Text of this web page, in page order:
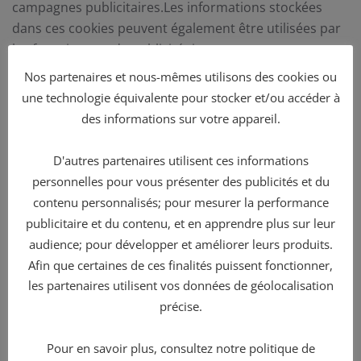
campagnes publicitaires.Les informations stockées
dans ces cookies peuvent également être utilisées par
les fournisseurs de publicité tiers pour vous montrer
également des publicités sur d’autres sites Web sur le
navigateur.Fonctionnel: Ce sont les cookies qui aident
certaines fonctionnalités non essentielles de notre site
contenu tel que des vidéos ou le partage de contenu
du site Web sur des plateformes de médias
sociaux.Préférences: ces cookies nous aident à stocker
vos paramètres et vos préférences de navigation,
comme les préférences linguistiques, afin que vous
ayez une expérience meilleure et efficace lors de vos
futures visites sur le site Web.
The below list details the cookies used in our website.
Nos partenaires et nous-mêmes utilisons des cookies ou
une technologie équivalente pour stocker et/ou accéder à
des informations sur votre appareil.
D'autres partenaires utilisent ces informations
personnelles pour vous présenter des publicités et du
contenu personnalisés; pour mesurer la performance
publicitaire et du contenu, et en apprendre plus sur leur
audience; pour développer et améliorer leurs produits.
Afin que certaines de ces finalités puissent fonctionner,
les partenaires utilisent vos données de géolocalisation
précise.
Pour en savoir plus, consultez notre politique de